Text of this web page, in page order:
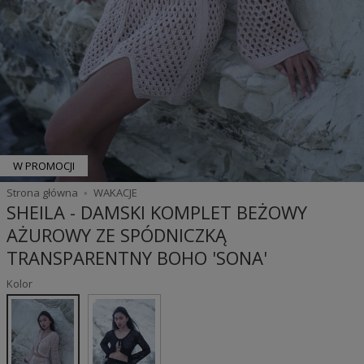
W PROMOCJI
Strona główna
WAKACJE
SHEILA - DAMSKI KOMPLET BEŻOWY
AŻUROWY ZE SPÓDNICZKĄ
TRANSPARENTNY BOHO 'SONA'
Kolor